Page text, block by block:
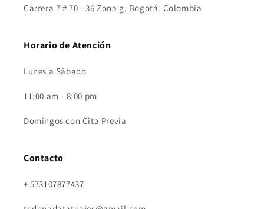
Carrera 7 # 70 - 36 Zona g, Bogotá. Colombia
Horario de Atención
Lunes a Sábado
11:00 am - 8:00 pm
Domingos con Cita Previa
Contacto
+ 573107877437